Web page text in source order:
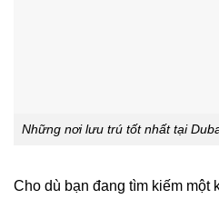
Những nơi lưu trú tốt nhất tại
Cho dù bạn đang tìm kiếm một